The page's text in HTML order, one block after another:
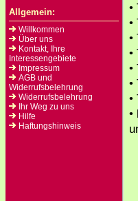
Allgemein:
Willkommen
Über uns
Kontakt, Ihre
Interessengebiete
Impressum
AGB und
Widerrufsbelehrung
Widerrufsbelehrung
Ihr Weg zu uns
Hilfe
Haftungshinweis
•
•
•
•
•
•
•
•